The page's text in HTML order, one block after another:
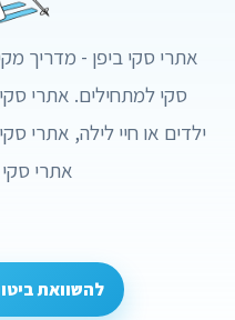
אתרי סקי ביפן - מדריך
סקי למתחילים. אתרי
ילדים או חיי לילה, אתרי
אתרי
להשוואת